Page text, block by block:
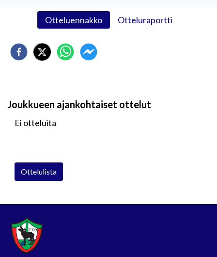
Otteluennakko Otteluraportti
Joukkueen ajankohtaiset ottelut
Ei otteluita
Ottelulista